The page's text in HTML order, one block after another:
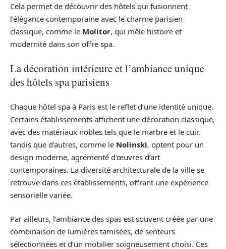
Cela permet de découvrir des hôtels qui fusionnent
l’élégance contemporaine avec le charme parisien
classique, comme le Molitor, qui mêle histoire et
modernité dans son offre spa.
La décoration intérieure et l’ambiance unique
des hôtels spa parisiens
Chaque hôtel spa à Paris est le reflet d’une identité unique.
Certains établissements affichent une décoration classique,
avec des matériaux nobles tels que le marbre et le cuir,
tandis que d’autres, comme le Nolinski, optent pour un
design moderne, agrémenté d’œuvres d’art
contemporaines. La diversité architecturale de la ville se
retrouve dans ces établissements, offrant une expérience
sensorielle variée.
Par ailleurs, l’ambiance des spas est souvent créée par une
combinaison de lumières tamisées, de senteurs
sélectionnées et d’un mobilier soigneusement choisi. Ces